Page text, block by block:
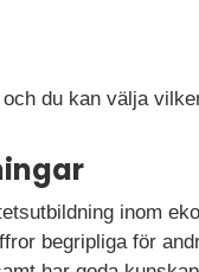
du kan välja
inom
begripliga för